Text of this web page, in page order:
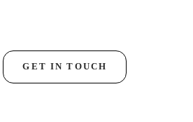
GET IN TOUCH